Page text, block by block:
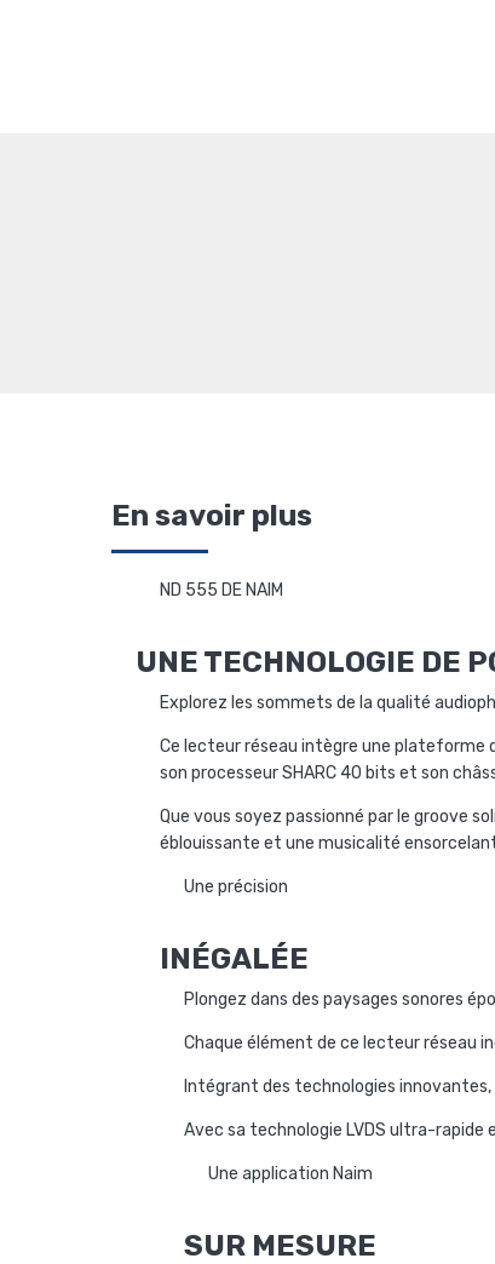
En savoir plus
ND 555 DE NAIM
UNE TECHNOLOGIE DE
Explorez les sommets de la qualité
Ce lecteur réseau intègre une plateforme
son processeur SHARC 40 bits et son
Que vous soyez passionné par le groove
éblouissante et une musicalité
Une précision
INÉGALÉE
Plongez dans des paysages sonores
Chaque élément de ce lecteur réseau
Intégrant des technologies
Avec sa technologie LVDS ultra-rapide
Une application Naim
SUR MESURE